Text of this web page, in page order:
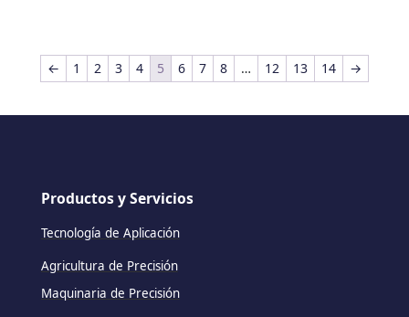
← 1 2 3 4 5 6 7 8 … 12 13 14 →
Productos y Servicios
Tecnología de Aplicación
Agricultura de Precisión
Maquinaria de Precisión